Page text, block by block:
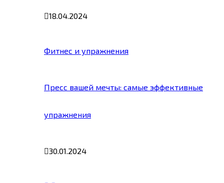
18.04.2024
Фитнес и упражнения
Пресс вашей мечты: самые эффективные
упражнения
30.01.2024